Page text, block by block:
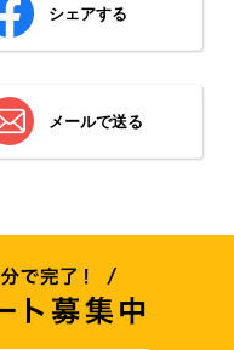
シェアする
メールで送る